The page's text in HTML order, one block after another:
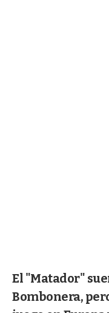
El "Matador"
Bombonera,